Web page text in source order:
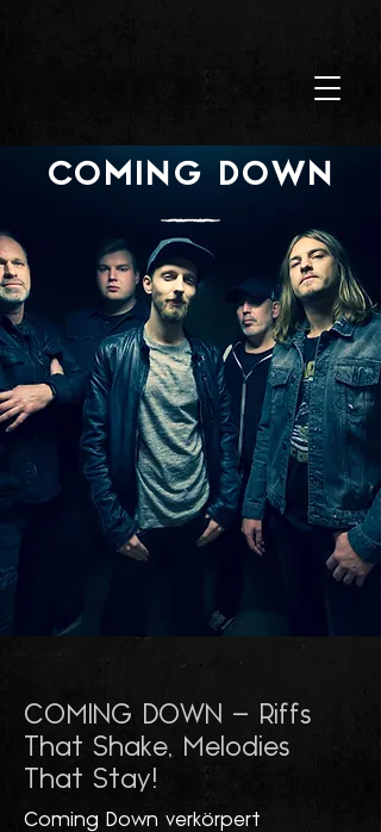
COMING DOWN
COMING DOWN – Riffs
That Shake, Melodies
That Stay!
Coming Down verkörpert